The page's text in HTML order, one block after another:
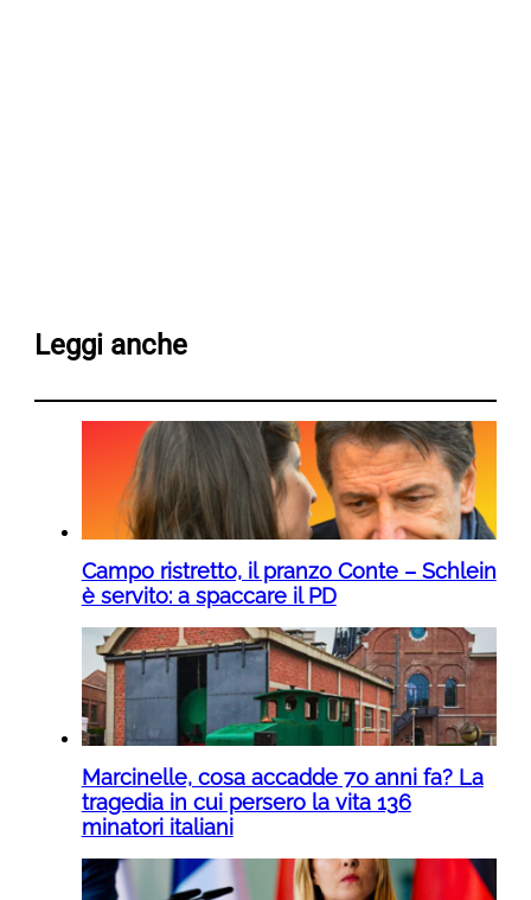
Leggi anche
Campo ristretto, il pranzo Conte – Schlein
è servito: a spaccare il PD
Marcinelle, cosa accadde 70 anni fa? La
tragedia in cui persero la vita 136
minatori italiani